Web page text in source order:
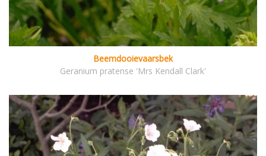
Beemdooievaarsbek
Geranium pratense 'Mrs Kendall Clark'